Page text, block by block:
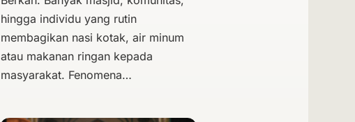
hingga individu yang rutin
membagikan nasi kotak, air minum
atau makanan ringan kepada
masyarakat. Fenomena…